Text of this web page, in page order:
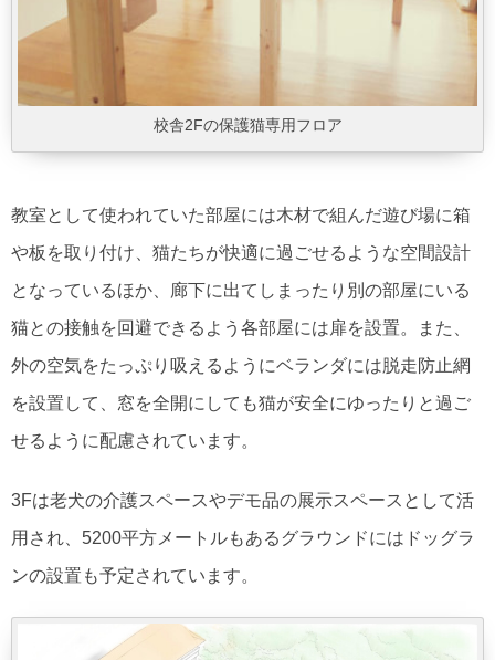
校舎2Fの保護猫専用フロア
教室として使われていた部屋には木材で組んだ遊び場に箱
や板を取り付け、猫たちが快適に過ごせるような空間設計
となっているほか、廊下に出てしまったり別の部屋にいる
猫との接触を回避できるよう各部屋には扉を設置。また、
外の空気をたっぷり吸えるようにベランダには脱走防止網
を設置して、窓を全開にしても猫が安全にゆったりと過ご
せるように配慮されています。
3Fは老犬の介護スペースやデモ品の展示スペースとして活
用され、5200平方メートルもあるグラウンドにはドッグラ
ンの設置も予定されています。